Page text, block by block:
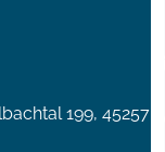
199, 45257